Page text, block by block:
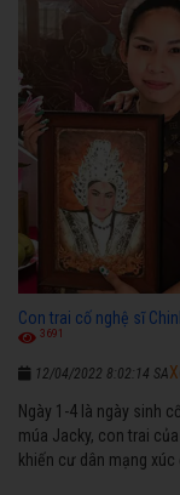
Con trai cố nghệ sĩ
3691
12/04/2022 8:02:14 SA
Ngày 1-4 là ngày sinh
múa Jacky, con trai
khiến cư dân mạng xúc